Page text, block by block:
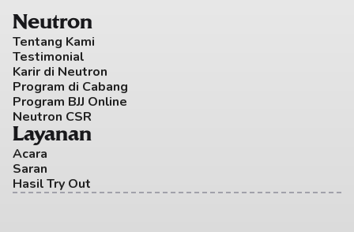
Neutron
Tentang Kami
Testimonial
Karir di Neutron
Program di Cabang
Program BJJ Online
Neutron CSR
Layanan
Acara
Saran
Hasil Try Out